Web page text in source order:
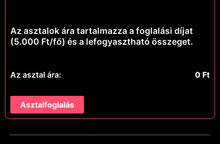
Az asztalok ára tartalmazza a foglalási díjat
(5.000 Ft/fő) és a lefogyasztható összeget.
Az asztal ára: 0 Ft
Asztalfoglalás